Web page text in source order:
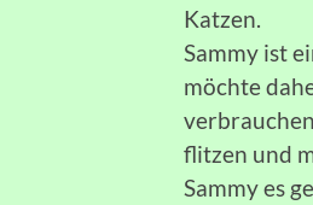
Katzen.
Sammy ist
möchte
flitzen und
Sammy es